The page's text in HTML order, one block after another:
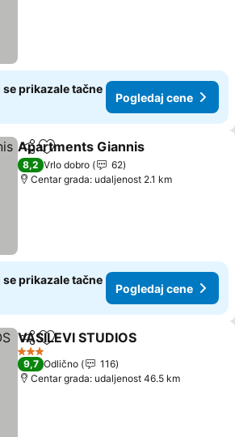
prikazale tačne
Pogledaj cene
Deli Dodati u favorite
Apartments Giannis
8,2 Vrlo dobro
62
Centar grada: udaljenost 2.1 km
prikazale tačne
Pogledaj cene
Deli Dodati u favorite
VASILEVI STUDIOS
3 Zvezdice
9,7 Odlično
116
Centar grada: udaljenost 46.5 km